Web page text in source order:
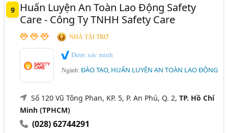
9
Huấn Luyện An Toàn Lao Động Safety
Care - Công Ty TNHH Safety Care
NHÀ TÀI TRỢ
Được xác minh
Ngành:ĐÀO TẠO, HUẤN LUYỆN AN TOÀN LAO ĐỘNG
Số 120 Vũ Tông Phan, KP. 5, P. An Phú, Q. 2,TP. Hồ Chí
Minh (TPHCM)
(028) 62744291